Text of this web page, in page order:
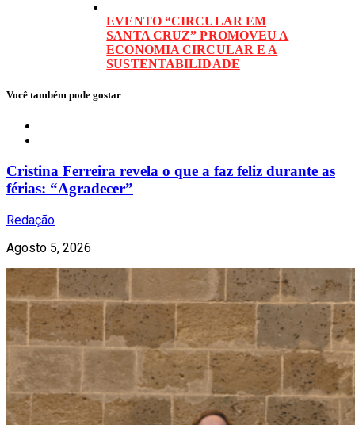
EVENTO “CIRCULAR EM
SANTA CRUZ” PROMOVEU A
ECONOMIA CIRCULAR E A
SUSTENTABILIDADE
Você também pode gostar
Cristina Ferreira revela o que a faz feliz durante as
férias: “Agradecer”
Redação
Agosto 5, 2026